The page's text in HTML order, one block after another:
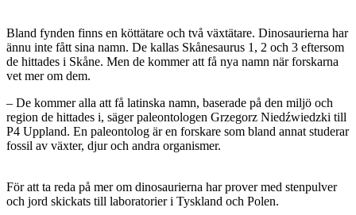
Bland fynden finns en köttätare och två växtätare. Dinosaurierna har
ännu inte fått sina namn. De kallas Skånesaurus 1, 2 och 3 eftersom
de hittades i Skåne. Men de kommer att få nya namn när forskarna
vet mer om dem.
– De kommer alla att få latinska namn, baserade på den miljö och
region de hittades i, säger paleontologen Grzegorz Niedźwiedzki till
P4 Uppland. En paleontolog är en forskare som bland annat studerar
fossil av växter, djur och andra organismer.
För att ta reda på mer om dinosaurierna har prover med stenpulver
och jord skickats till laboratorier i Tyskland och Polen.